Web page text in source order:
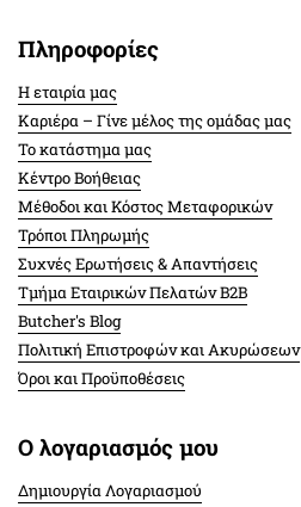
Πληροφορίες
Η εταιρία μας
Καριέρα – Γίνε μέλος της ομάδας μας
Το κατάστημα μας
Κέντρο Βοήθειας
Μέθοδοι και Κόστος Μεταφορικών
Τρόποι Πληρωμής
Συχνές Ερωτήσεις & Απαντήσεις
Τμήμα Εταιρικών Πελατών Β2Β
Butcher's Blog
Πολιτική Επιστροφών και Ακυρώσεων
Όροι και Προϋποθέσεις
Ο λογαριασμός μου
Δημιουργία Λογαριασμού